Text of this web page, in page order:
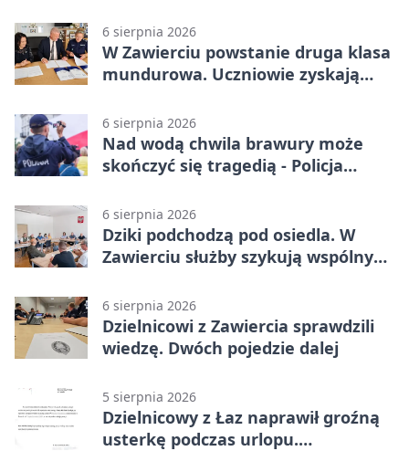
6 sierpnia 2026
W Zawierciu powstanie druga klasa
mundurowa. Uczniowie zyskają
6 sierpnia 2026
Nad wodą chwila brawury może
skończyć się tragedią - Policja
6 sierpnia 2026
Dziki podchodzą pod osiedla. W
Zawierciu służby szykują wspólny
6 sierpnia 2026
Dzielnicowi z Zawiercia sprawdzili
wiedzę. Dwóch pojedzie dalej
5 sierpnia 2026
Dzielnicowy z Łaz naprawił groźną
usterkę podczas urlopu.